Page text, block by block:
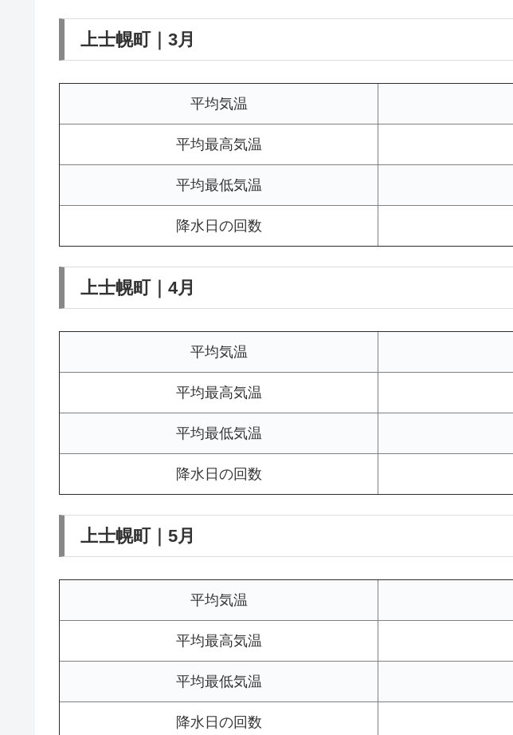
上士幌町｜3月
平均気温
平均最高気温
平均最低気温
降水日の回数
上士幌町｜4月
平均気温
平均最高気温
平均最低気温
降水日の回数
上士幌町｜5月
平均気温
平均最高気温
平均最低気温
降水日の回数